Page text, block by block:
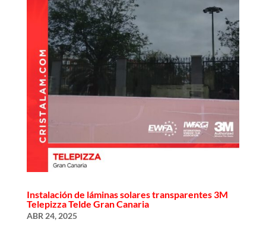
Instalación de láminas solares transparentes 3M
Telepizza Telde Gran Canaria
ABR 24, 2025